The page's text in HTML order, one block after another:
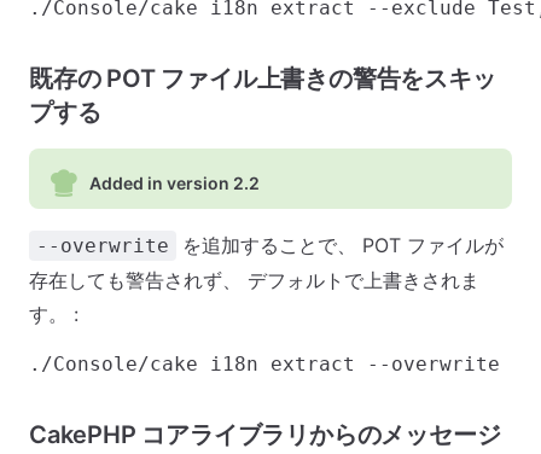
既存の POT ファイル上書きの警告をスキッ
プする
Added in version 2.2
--overwrite
を追加することで、 POT ファイルが
存在しても警告されず、 デフォルトで上書きされま
す。 :
CakePHP コアライブラリからのメッセージ